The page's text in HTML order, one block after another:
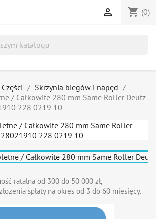
shopping_cart (0)

Części
Skrzynia biegów i napęd
/ Całkowite 280 mm Same Roller Deutz
228 0219 10
ratalna od 300 do 50 000 zł,
spłaty na okres od 3 do 60 miesięcy.